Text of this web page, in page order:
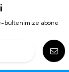
bültenimize abone